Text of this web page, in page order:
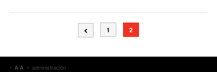
1 2
A-A administración